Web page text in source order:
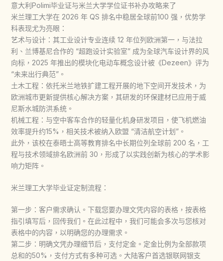
意大利Polimi毕业证与米兰大学学位证书补办攻略来了
米兰理工大学在 2026 年 QS 排名中稳居全球前100 强，优势学
科表现尤为亮眼：​
艺术与设计：其工业设计专业连续 12 年位列欧洲第一，与法拉
利、兰博基尼合作的 “超跑设计实验室” 成为全球汽车设计界的风
向标，2025 年推出的模块化电动车概念设计被《Dezeen》评为
“未来出行典范”。​
土木工程：依托米兰地铁扩建工程开展的地下空间开发技术，为
欧洲城市更新提供核心解决方案，其研发的环保建材已应用于威
尼斯水城防洪系统。​
机械工程：与空中客车合作的轻量化机身研发项目，使飞机燃油
效率提升约15%，相关技术被纳入欧盟 “清洁航空计划”。​
此外，该校在泰晤士高等教育排名中长期位列全球前 200 名，工
程与技术领域排名欧洲前 30，形成了以实践创新为核心的学术影
响力矩阵。
米兰理工大学毕业证定制流程：
第一步：客户需求确认。下载您要办理文凭内容的表格，按表格
指引填写后，回传我们。在此过程中，我们可能会多次与您核对
表格中的内容，以明确您的办理需求。
第二步：明确文凭办理细节后，支付定金。定金比例为全部款项
总和的50%，支付方式有多种可选。大陆客户首选银联网银支